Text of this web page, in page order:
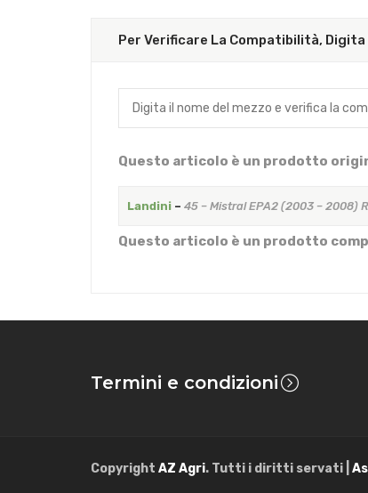
Per Verificare La Compatibilità, Digita
Questo articolo è un prodotto
Landini– 45 – Mistral EPA2 (2003 – 2008)
Questo articolo è un prodotto
Termini e condizioni
Copyright AZ Agri. Tutti i diritti servati |